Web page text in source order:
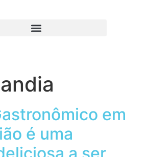
em
é uma